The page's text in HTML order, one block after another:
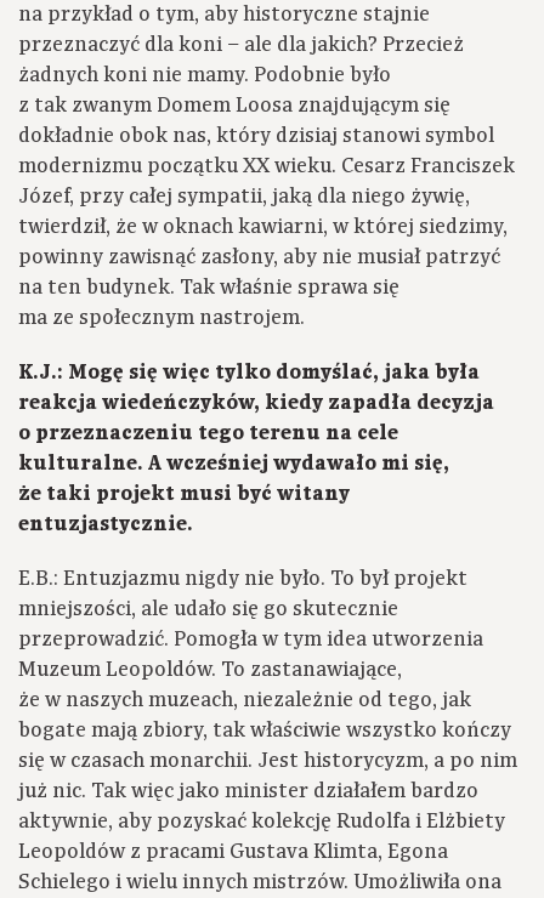
na przykład o tym, aby historyczne stajnie
przeznaczyć dla koni – ale dla jakich? Przecież
żadnych koni nie mamy. Podobnie było
z tak zwanym Domem Loosa znajdującym się
dokładnie obok nas, który dzisiaj stanowi symbol
modernizmu początku XX wieku. Cesarz Franciszek
Józef, przy całej sympatii, jaką dla niego żywię,
twierdził, że w oknach kawiarni, w której siedzimy,
powinny zawisnąć zasłony, aby nie musiał patrzyć
na ten budynek. Tak właśnie sprawa się
ma ze społecznym nastrojem.
K.J.: Mogę się więc tylko domyślać, jaka była
reakcja wiedeńczyków, kiedy zapadła decyzja
o przeznaczeniu tego terenu na cele
kulturalne. A wcześniej wydawało mi się,
że taki projekt musi być witany
entuzjastycznie.
E.B.: Entuzjazmu nigdy nie było. To był projekt
mniejszości, ale udało się go skutecznie
przeprowadzić. Pomogła w tym idea utworzenia
Muzeum Leopoldów. To zastanawiające,
że w naszych muzeach, niezależnie od tego, jak
bogate mają zbiory, tak właściwie wszystko kończy
się w czasach monarchii. Jest historycyzm, a po nim
już nic. Tak więc jako minister działałem bardzo
aktywnie, aby pozyskać kolekcję Rudolfa i Elżbiety
Leopoldów z pracami Gustava Klimta, Egona
Schielego i wielu innych mistrzów. Umożliwiła ona